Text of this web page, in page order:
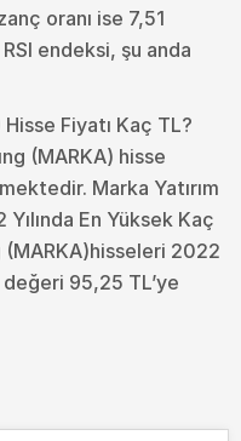
oranı ise 7,51
endeksi, şu anda
Hisse Fiyatı Kaç TL?
(MARKA) hisse
Marka Yatırım
En Yüksek Kaç
(MARKA)hisseleri 2022
95,25 TL’ye